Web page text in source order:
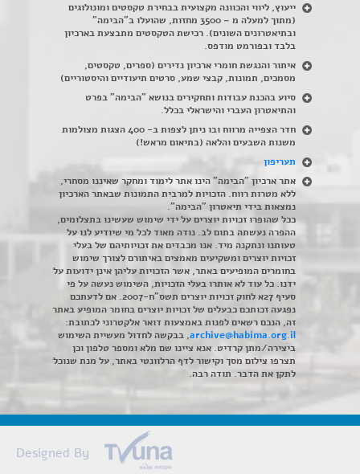
ייעוץ, ליווי והכוונה מקצועית בבחירת טקסטים ומונולוגים
(מתוך למעלה מ – 3500 מחזות, שהועלו ב"הבימה"
ובתיאטרונים השונים). רכישת הטקסטים מתבצעת בארכיון
בלבד ובפורמט מודפס.
איתור והנגשת חומרי ארכיון נדירים (ספרים, טקסטים,
מסמכים, תמונות, קבצי שמע, סרטים תיעודיים והיסטוריים)
סיוע בהכנת עבודות ותחקירים בנושא "הבימה" בפרט
והתיאטרון העברי והישראלי בכלל.
חדר הצפייה מרווח ובו ניתן לצפות ב- 400 הצגות מצולמות
משנות השבעים והלאה (בתיאום מראש!)
תעריפון
אתר ארכיון "הבימה" הינו אתר לימוד ומחקר שאיננו מסחרי,
ללא מטרות רווח. הזכויות למרבית התמונות שבאתר הארכיון
נמצאות בידי תיאטרון "הבימה".
ככל שהופרו זכויות יוצרים על ידי שימוש שעשינו בתצלומים,
ההפרה נעשתה בתום לב. נודה מאוד לכל מי שיודיע לנו על
טעותנו ונתקנה מיד. אנו מכבדים את זכויותיהם של בעלי
זכויות יוצרים ומשקיעים מאמצים באיתורם לצורך שימוש
בחומרים המופיעים באתר, אשר הזכויות עליהן אינן ידועות על
ידנו. כל עוד לא אותרו בעלי הזכויות, השימוש נעשה על פי
סעיף 27א לחוק זכויות יוצרים תשס"ח-2007. אם לדעתכם
נפגעה זכותכם כבעלים של זכויות יוצרים בחומר המופיע באתר
זה, הנכם רשאים לפנות באמצעות דואר אלקטרוני לכתובת:
archive@habima.org.il, בבקשה לחדול מעשיית השימוש
ביצירה/מתן קרדיט. אנא ציינו שם מלא ומספר טלפון וכן
תצרפו צילום מסך וקישור לדף הרלוונטי באתר, על מנת שנוכל
לתקן את הדבר. תודה רבה.
Designed By